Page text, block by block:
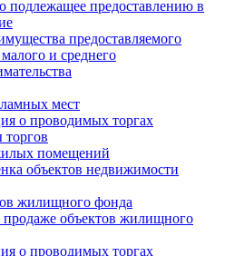
подлежащее предоставлению в
предоставляемого
и среднего
мест
о проводимых торгах
торгов
помещений
объектов недвижимости
жилищного фонда
объектов жилищного
о проводимых торгах